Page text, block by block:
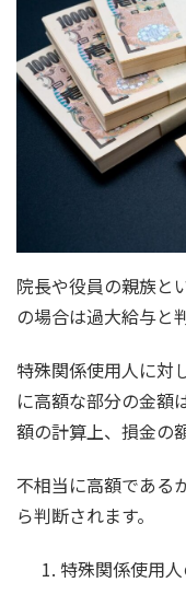
院長や役員の親族と
の場合は過大給与と
特殊関係使用人に対
に高額な部分の金額
額の計算上、損金の
不相当に高額である
ら判断されます。
特殊関係使用